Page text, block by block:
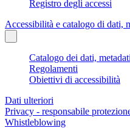
Registro degli accessi
Accessibilità e catalogo di dati,
Catalogo dei dati,
Regolamenti
Obiettivi di accessibilità
Dati ulteriori
Privacy - responsabile
Whistleblowing